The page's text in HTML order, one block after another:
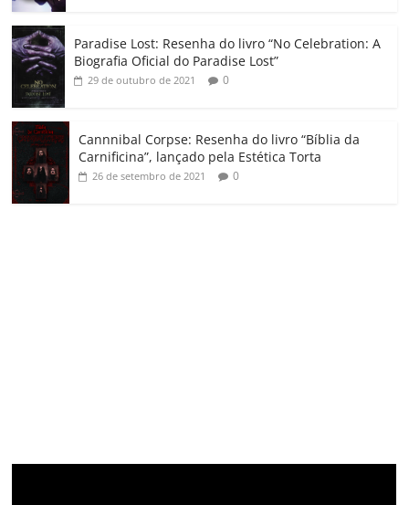
Paradise Lost: Resenha do livro “No Celebration: A
Biografia Oficial do Paradise Lost”
29 de outubro de 2021 0
Cannnibal Corpse: Resenha do livro “Bíblia da
Carnificina”, lançado pela Estética Torta
26 de setembro de 2021 0